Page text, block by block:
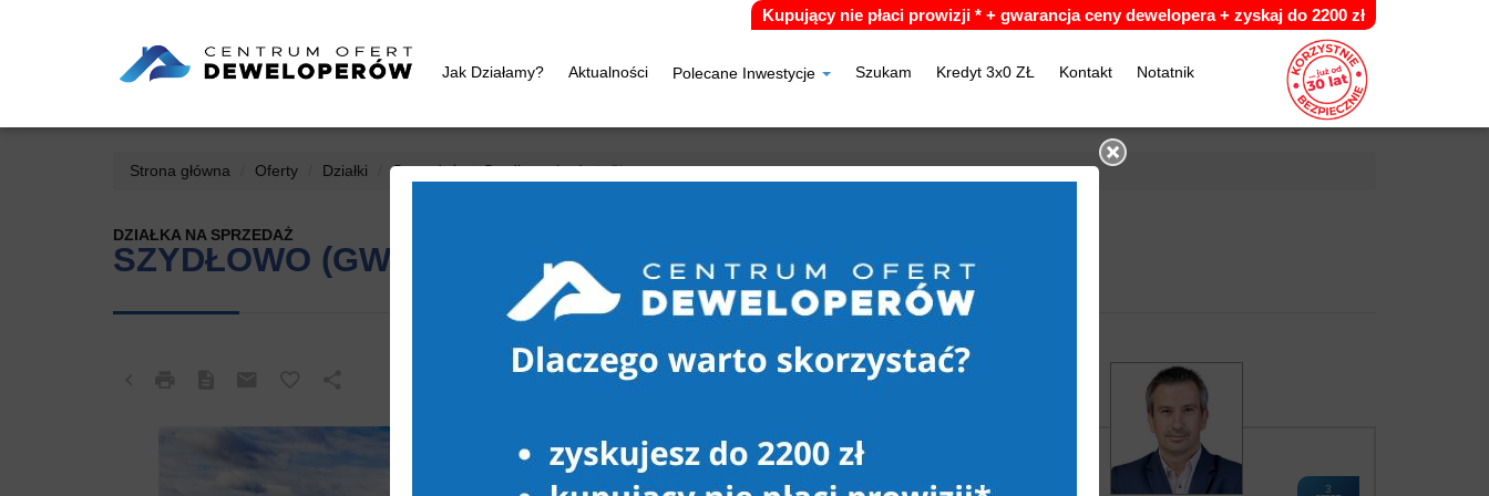
Jak Działamy? Aktualności Polecane Inwestycje Szukam Kredyt 3x0 ZŁ Kontakt Notatnik
Kupujący nie płaci prowizji * + gwarancja ceny dewelopera + zyskaj do 2200 zł
Strona główna Oferty Działki Sprzedaż Szydłowo (gw) Skrzatusz
SZYDŁOWO (GW), SKRZATUSZ
DZIAŁKA NA SPRZEDAŻ
3